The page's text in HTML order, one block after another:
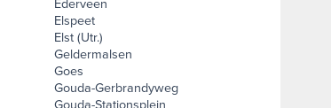
Elspeet
Elst (Utr.)
Geldermalsen
Goes
Gouda-Gerbrandyweg